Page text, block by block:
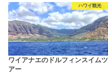
ハワイ観光
ワイアナエのドルフィンスイムツ
アー